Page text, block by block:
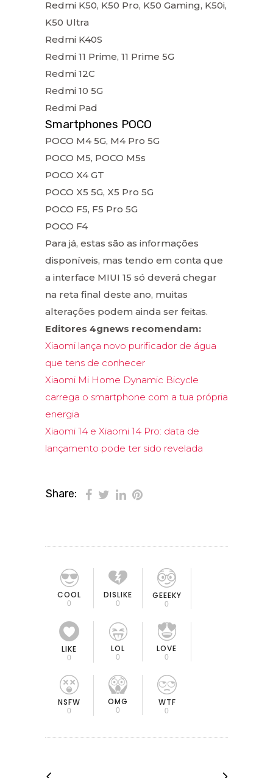
Redmi K50, K50 Pro, K50 Gaming, K50i,
K50 Ultra
Redmi K40S
Redmi 11 Prime, 11 Prime 5G
Redmi 12C
Redmi 10 5G
Redmi Pad
Smartphones POCO
POCO M4 5G, M4 Pro 5G
POCO M5, POCO M5s
POCO X4 GT
POCO X5 5G, X5 Pro 5G
POCO F5, F5 Pro 5G
POCO F4
Para já, estas são as informações
disponíveis, mas tendo em conta que
a interface MIUI 15 só deverá chegar
na reta final deste ano, muitas
alterações podem ainda ser feitas.
Editores 4gnews recomendam:
Xiaomi lança novo purificador de água
que tens de conhecer
Xiaomi Mi Home Dynamic Bicycle
carrega o smartphone com a tua própria
energia
Xiaomi 14 e Xiaomi 14 Pro: data de
lançamento pode ter sido revelada
Share:
COOL
0
DISLIKE
0
GEEEKY
0
LIKE
0
LOL
0
LOVE
0
NSFW
0
OMG
0
WTF
0